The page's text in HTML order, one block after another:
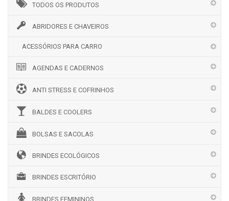
TODOS OS PRODUTOS
ABRIDORES E CHAVEIROS
ACESSÓRIOS PARA CARRO
AGENDAS E CADERNOS
ANTI STRESS E COFRINHOS
BALDES E COOLERS
BOLSAS E SACOLAS
BRINDES ECOLÓGICOS
BRINDES ESCRITÓRIO
BRINDES FEMININOS